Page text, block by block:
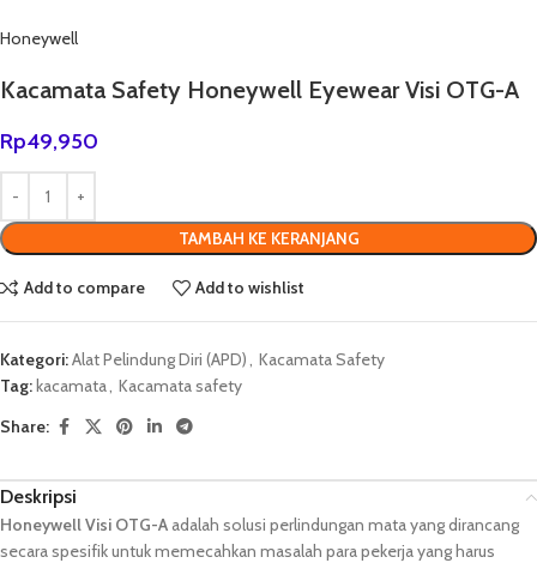
Honeywell
Kacamata Safety Honeywell Eyewear Visi OTG-A
Rp49,950
TAMBAH KE KERANJANG
Add to compare Add to wishlist
Kategori:Alat Pelindung Diri (APD)
Kacamata Safety
Tag:kacamata Kacamata safety
Share:
Deskripsi
Honeywell Visi OTG-A adalah solusi perlindungan mata yang dirancang
secara spesifik untuk memecahkan masalah para pekerja yang harus